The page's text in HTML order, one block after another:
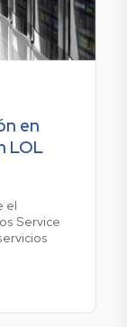
en
LOL
el
Service